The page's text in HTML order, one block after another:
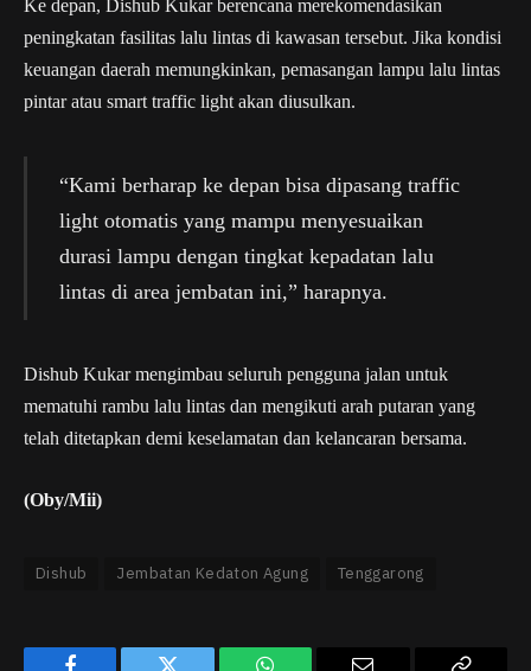
Ke depan, Dishub Kukar berencana merekomendasikan
peningkatan fasilitas lalu lintas di kawasan tersebut. Jika kondisi
keuangan daerah memungkinkan, pemasangan lampu lalu lintas
pintar atau smart traffic light akan diusulkan.
“Kami berharap ke depan bisa dipasang traffic
light otomatis yang mampu menyesuaikan
durasi lampu dengan tingkat kepadatan lalu
lintas di area jembatan ini,” harapnya.
Dishub Kukar mengimbau seluruh pengguna jalan untuk
mematuhi rambu lalu lintas dan mengikuti arah putaran yang
telah ditetapkan demi keselamatan dan kelancaran bersama.
(Oby/Mii)
Dishub Jembatan Kedaton Agung Tenggarong